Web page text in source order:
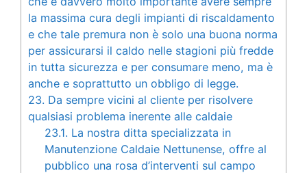
la massima cura degli impianti di riscaldamento
e che tale premura non è solo una buona norma
per assicurarsi il caldo nelle stagioni più fredde
in tutta sicurezza e per consumare meno, ma è
anche e soprattutto un obbligo di legge.
23. Da sempre vicini al cliente per risolvere
qualsiasi problema inerente alle caldaie
23.1. La nostra ditta specializzata in
Manutenzione Caldaie Nettunense, offre al
pubblico una rosa d’interventi sul campo